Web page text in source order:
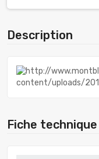
Description
Fiche technique